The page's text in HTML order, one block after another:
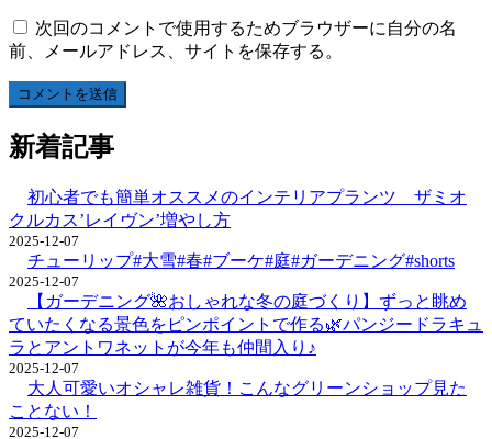
次回のコメントで使用するためブラウザーに自分の名
前、メールアドレス、サイトを保存する。
新着記事
初心者でも簡単オススメのインテリアプランツ ザミオ
クルカス’レイヴン’増やし方
2025-12-07
チューリップ#大雪#春#ブーケ#庭#ガーデニング#shorts
2025-12-07
【ガーデニング🌺おしゃれな冬の庭づくり】ずっと眺め
ていたくなる景色をピンポイントで作る🌿パンジードラキュ
ラとアントワネットが今年も仲間入り♪
2025-12-07
大人可愛いオシャレ雑貨！こんなグリーンショップ見た
ことない！
2025-12-07